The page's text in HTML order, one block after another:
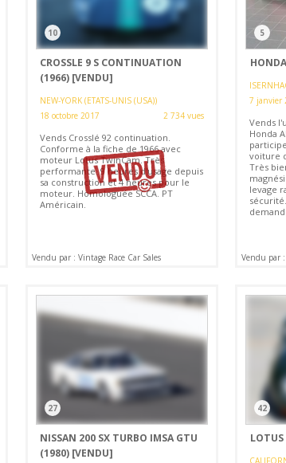
10
CROSSLE 9 S CONTINUATION
(1966) [VENDU]
NEW-YORK (ETATS-UNIS (USA))
18 octobre 2017
2 734 vues
Vends Crosslé 92 continuation.
Conforme à la fiche de 1966 avec
moteur Lotus TwinCam. Très
performante. 9 heures d'usage depuis
sa construction et 4 heures pour le
moteur. Homologuée SCCA. PT
Américain.
Vendu par : Vintage Race Car Sales
5
7 janvier
Vends
Honda
voiture
Très
levage
Vendu par
27
NISSAN 200 SX TURBO IMSA GTU
(1980) [VENDU]
42
LOTUS